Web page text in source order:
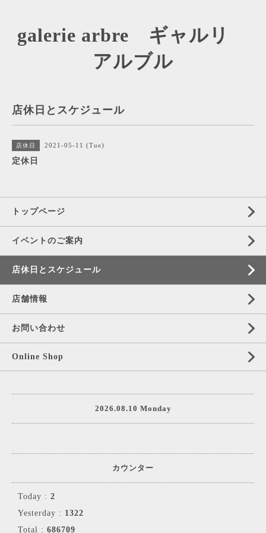
galerie arbre ギャルリ
アルブル
店休日とスケジュール
店休日 2021-05-11 (Tue)
定休日
トップページ
イベントのご案内
店休日とスケジュール
店舗情報
お問い合わせ
Online Shop
2026.08.10 Monday
カウンター
Today : 2
Yesterday : 1322
Total : 686709